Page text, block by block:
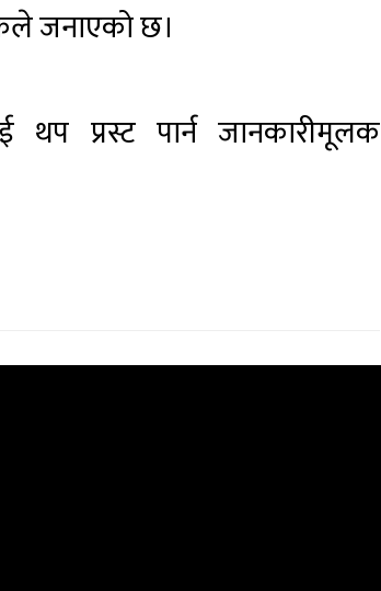
जनाएको छ।
थप प्रस्ट पार्न जानकारीमूलक